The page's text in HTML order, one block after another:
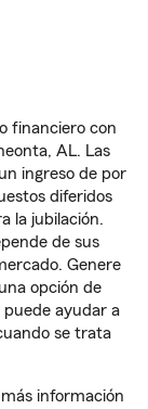
financiero con
AL. Las
ingreso de por
diferidos
la jubilación.
de sus
Genere
opción de
ayudar a
se trata
información